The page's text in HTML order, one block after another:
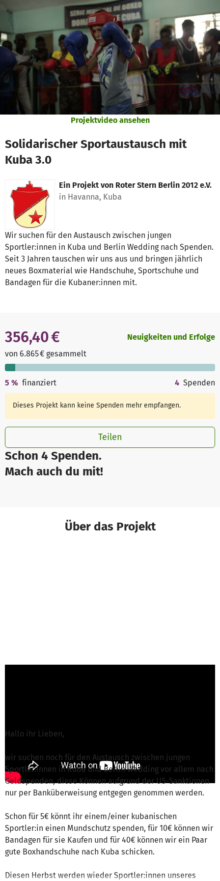
Zum Hauptinhalt springen
Erklärung zur Barrierefreiheit anzeigen
Projektvideo ansehen
Solidarischer Sportaustausch mit
Kuba 3.0
Ein Projekt von Roter Stern Berlin 2012 e.V.
in Havanna, Kuba
Wir suchen für den Austausch zwischen jungen
Sportler:innen in Kuba und Berlin Wedding nach Spenden.
Seit 3 Jahren tauschen wir uns aus und bringen jährlich
neues Boxmaterial wie Handschuhe, Sportschuhe und
Bandagen für die Kubaner:innen mit.
Schon 4 Spenden.
Mach auch du mit!
356,40 €
von 6.865 € gesammelt
Neuigkeiten und Erfolge
5 % finanziert 4 Spenden
Dieses Projekt kann keine Spenden mehr empfangen.
Teilen
Über das Projekt
Hallo ihr Lieben,
wir suchen noch für den Austausch zwischen jungen
Sportler:innen in Kuba und Berlin Wedding vor allem nach
Geldspenden, diese Können aufgrund der US-Sanktionen
nur per Banküberweisung entgegen genommen werden.
Schon für 5€ könnt ihr einem/einer kubanischen
Sportler:in einen Mundschutz spenden, für 10€ können wir
Bandagen für sie Kaufen und für 40€ können wir ein Paar
gute Boxhandschuhe nach Kuba schicken.
Diesen Herbst werden wieder Sportler:innen unseres